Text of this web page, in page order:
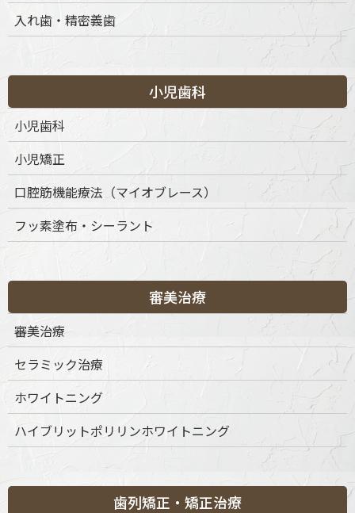
〒151-0063 東京都渋谷区富ケ谷1丁目51-4 代々木八幡メディカ
ルモール4階
ご予約・お問合せ：03-6456-8020
インターネット予約：こちらをクリック
診療時間 月 火 水 木 金 土 日
祝
9:30-13:30
◎ ◎
◎
15:00-19:00
◎
※休診日：不定休
入れ歯・精密義歯
小児歯科
小児歯科
小児矯正
口腔筋機能療法（マイオブレース）
フッ素塗布・シーラント
審美治療
審美治療
セラミック治療
ホワイトニング
ハイブリットポリリンホワイトニング
歯列矯正・矯正治療